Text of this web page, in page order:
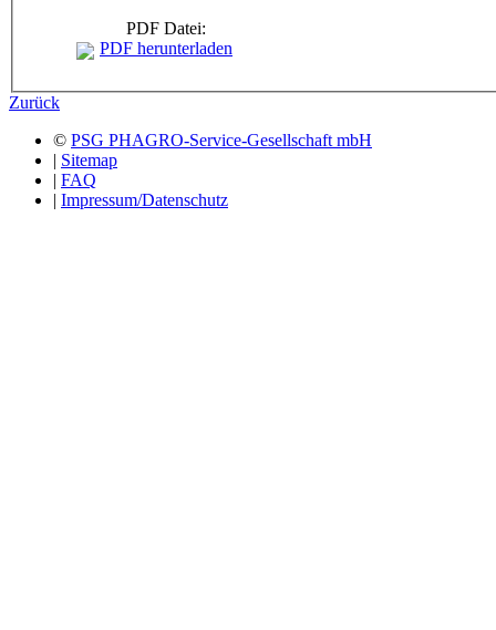
PDF Datei:
PDF herunterladen
Zurück
© PSG PHAGRO-Service-Gesellschaft mbH
| Sitemap
| FAQ
| Impressum/Datenschutz